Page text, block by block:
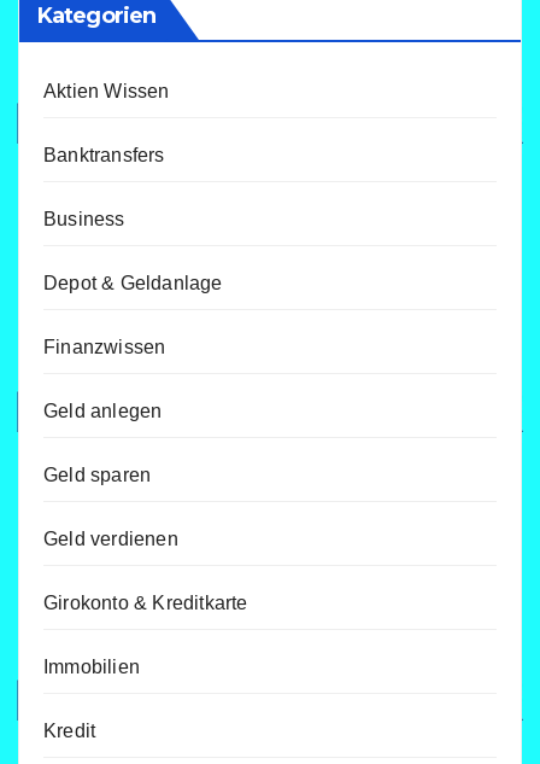
Kategorien
Aktien Wissen
Banktransfers
Business
Depot & Geldanlage
Finanzwissen
Geld anlegen
Geld sparen
Geld verdienen
Girokonto & Kreditkarte
Immobilien
Kredit